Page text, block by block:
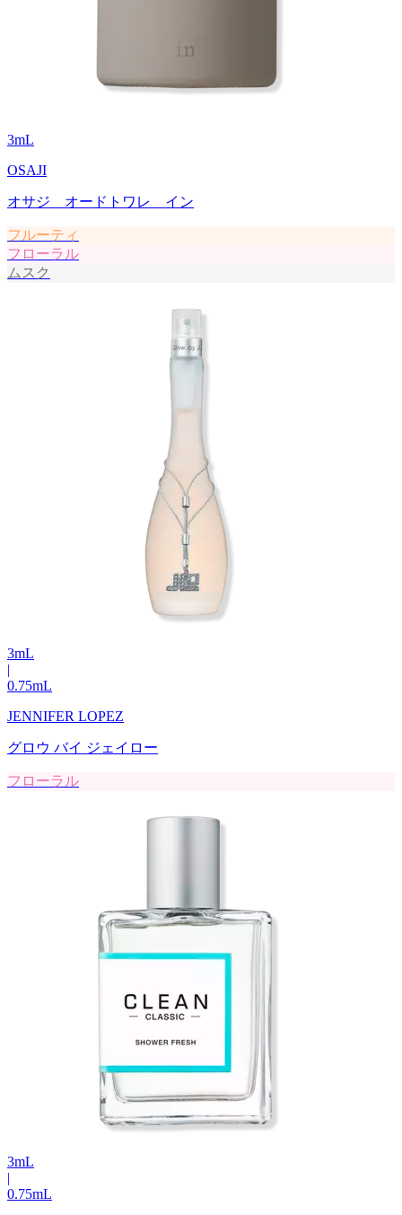
3mL
OSAJI
オサジ オードトワレ イン
フルーティ
フローラル
ムスク
3mL
|
0.75mL
JENNIFER LOPEZ
グロウ バイ ジェイロー
フローラル
3mL
|
0.75mL